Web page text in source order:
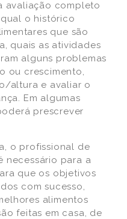
avaliação completo
o histórico
que são
quais as atividades
alguns problemas
ou crescimento,
altura e avaliar o
Em algumas
prescrever
o profissional de
necessário para a
que os objetivos
com sucesso,
alimentos
feitas em casa, de